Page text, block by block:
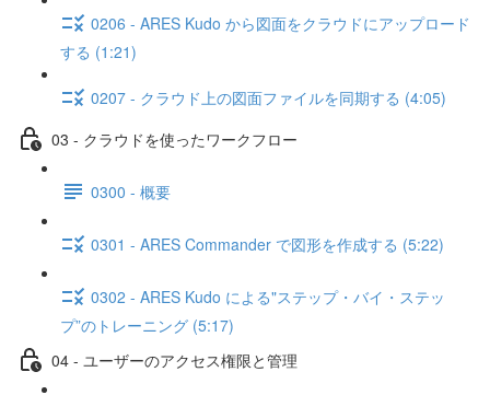
0206 - ARES Kudo から図面をクラウドにアップロード
する (1:21)
0207 - クラウド上の図面ファイルを同期する (4:05)
03 - クラウドを使ったワークフロー
0300 - 概要
0301 - ARES Commander で図形を作成する (5:22)
0302 - ARES Kudo による"ステップ・バイ・ステッ
プ”のトレーニング (5:17)
04 - ユーザーのアクセス権限と管理